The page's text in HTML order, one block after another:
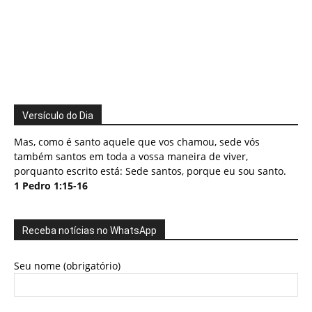
Versículo do Dia
Mas, como é santo aquele que vos chamou, sede vós
também santos em toda a vossa maneira de viver,
porquanto escrito está: Sede santos, porque eu sou santo.
1 Pedro 1:15-16
Receba notícias no WhatsApp
Seu nome (obrigatório)